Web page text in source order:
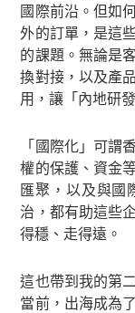
國際前沿。但如
外的訂單，是這
的課題。無論是
換對接，以及產
用，讓「內地研
「國際化」可謂
權的保護、資金
匯聚，以及與國
治，都有助這些
得穩、走得遠。
這也帶到我的第
當前，出海成為